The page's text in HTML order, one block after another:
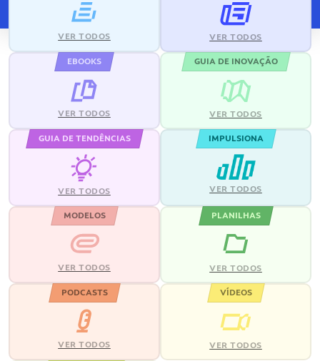
VER TODOS VER TODOS
EBOOKS
VER TODOS
GUIA DE INOVAÇÃO
VER TODOS
GUIA DE TENDÊNCIAS
VER TODOS
IMPULSIONA
VER TODOS
MODELOS
VER TODOS
PLANILHAS
VER TODOS
PODCASTS
VER TODOS
VÍDEOS
VER TODOS